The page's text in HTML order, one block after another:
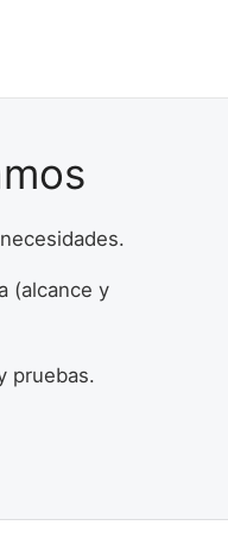
(alcance y
pruebas.